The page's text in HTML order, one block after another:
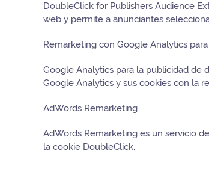
DoubleClick for Publishers Audience
web y permite a anunciantes
Remarketing con Google Analytics
Google Analytics para la publicidad de
Google Analytics y sus cookies con la
AdWords Remarketing
AdWords Remarketing es un servicio
la cookie DoubleClick.